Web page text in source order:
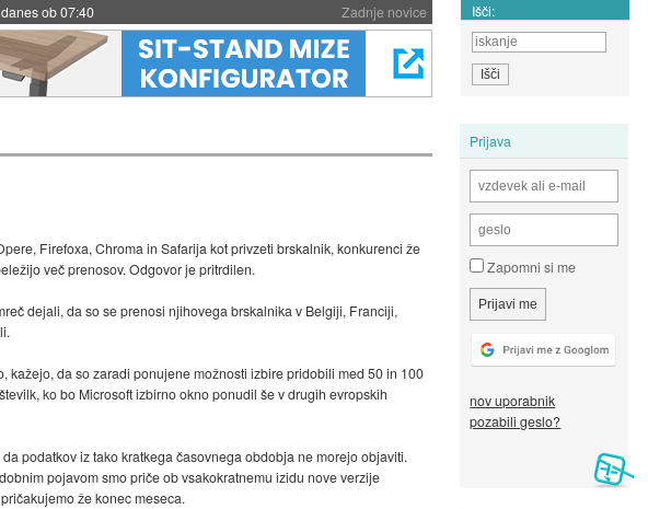
Zadnje novice
danes ob 07:40 Išči:
Prijava
Zapomni si me
nov uporabnik
pozabili geslo?
Firefoxa, Chroma in Safarija kot privzeti brskalnik, konkurenci že
več prenosov. Odgovor je pritrdilen.
dejali, da so se prenosi njihovega brskalnika v Belgiji, Franciji,
kažejo, da so zaradi ponujene možnosti izbire pridobili med 50 in 100
ko bo Microsoft izbirno okno ponudil še v drugih evropskih
podatkov iz tako kratkega časovnega obdobja ne morejo objaviti.
pojavom smo priče ob vsakokratnemu izidu nove verzije
že konec meseca.